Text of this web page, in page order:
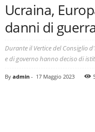
Ucraina,
danni di
Durante il Vertice del Consiglio
e di governo hanno deciso di
By admin - 17 Maggio 2023